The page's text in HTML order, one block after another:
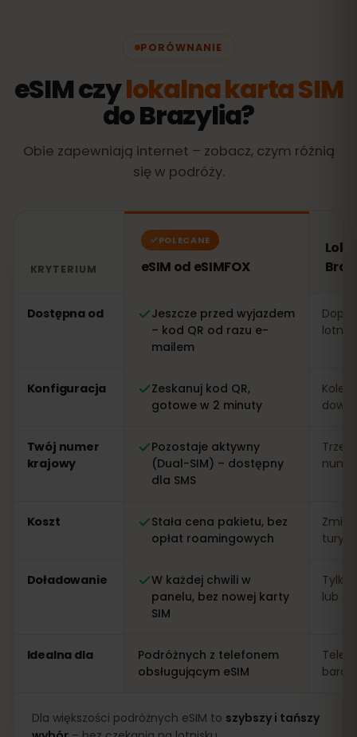
PORÓWNANIE
eSIM czylokalna karta SIM
do Brazylia?
Obie zapewniają internet – zobacz, czym różnią
się w podróży.
KRYTERIUM
POLECANE
eSIM od eSIMFOX
Dostępna od
Jeszcze przed wyjazdem
– kod QR od razu e-
mailem
Konfiguracja
Zeskanuj kod QR,
gotowe w 2 minuty
Twój numer
krajowy
Pozostaje aktywny
(Dual-SIM) – dostępny
dla SMS
Koszt
Stała cena pakietu, bez
opłat roamingowych
Doładowanie
W każdej chwili w
panelu, bez nowej karty
SIM
Tylko
lub
Idealna dla
Podróżnych z telefonem
obsługującym eSIM
Dla większości podróżnych eSIM to szybszy i tańszy